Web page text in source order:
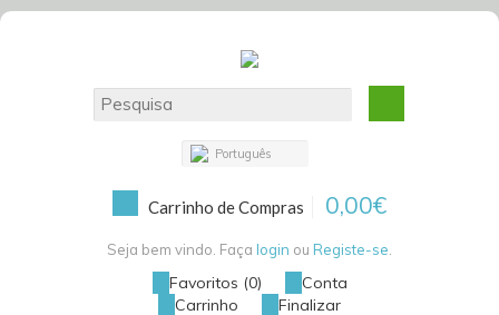
Português
Carrinho de Compras 0,00€
Seja bem vindo. Faça login ou Registe-se
Favoritos (0)
Conta
Carrinho
Finalizar